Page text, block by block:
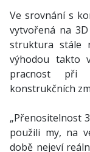
Ve srovnání s
vytvořená na
struktura stále
výhodou takto
pracnost při
konstrukčních
„Přenositelnost
použili my, na
době nejeví